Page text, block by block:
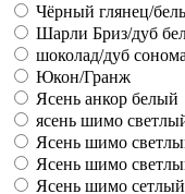
Чёрный глянец/
Шарли Бриз/дуб
шоколад/дуб сонома
Юкон/Гранж
Ясень анкор белый
ясень шимо
Ясень шимо
Ясень шимо
Ясень шимо